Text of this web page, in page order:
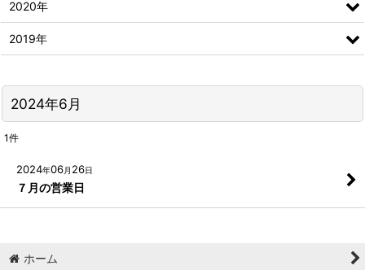
2024年6月
1件
2024年06月 26日
７月の営業日
2020年
2019年
ホーム